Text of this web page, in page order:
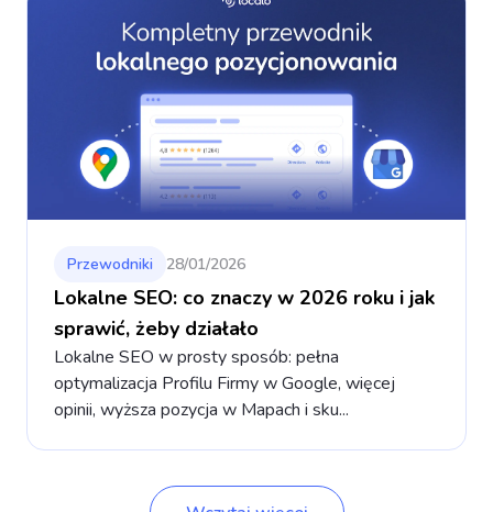
Przewodniki 28/01/2026
Lokalne SEO: co znaczy w 2026 roku i jak
sprawić, żeby działało
Lokalne SEO w prosty sposób: pełna
optymalizacja Profilu Firmy w Google, więcej
opinii, wyższa pozycja w Mapach i sku...